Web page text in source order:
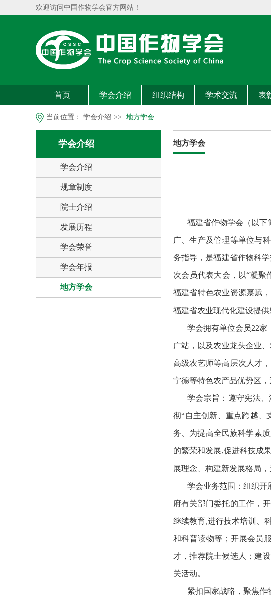
欢迎访问中国作物学会官方网站！
首页 学会介绍 组织结构 学术交流 表
当前位置： 学会介绍 >> 地方学会
学会介绍
学会介绍
规章制度
院士介绍
发展历程
学会荣誉
学会年报
地方学会
地方学会
福建省作物学会（以下
广、生产及管理等单位与
务指导，是福建省作物科
次会员代表大会，以“凝聚
福建省特色农业资源禀赋
福建省农业现代化建设提供
学会拥有单位会员22
广站，以及农业龙头企业
高级农艺师等高层次人才
宁德等特色农产品优势区
学会宗旨：遵守宪法
彻“自主创新、重点跨越、
务、为提高全民族科学素
的繁荣和发展,促进科技成
展理念、构建新发展格局
学会业务范围：组织开
府有关部门委托的工作，
继续教育,进行技术培训、
和科普读物等；开展会员
才，推荐院士候选人；建
关活动。
紧扣国家战略，聚焦作